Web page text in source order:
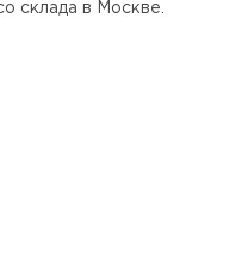
склада в Москве.